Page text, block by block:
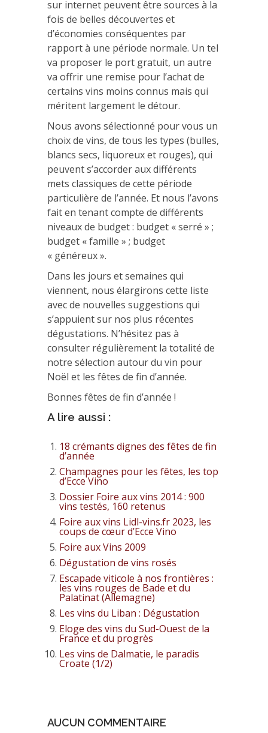
sur internet peuvent être sources à la
fois de belles découvertes et
d’économies conséquentes par
rapport à une période normale. Un tel
va proposer le port gratuit, un autre
va offrir une remise pour l’achat de
certains vins moins connus mais qui
méritent largement le détour.
Nous avons sélectionné pour vous un
choix de vins, de tous les types (bulles,
blancs secs, liquoreux et rouges), qui
peuvent s’accorder aux différents
mets classiques de cette période
particulière de l’année. Et nous l’avons
fait en tenant compte de différents
niveaux de budget : budget « serré » ;
budget « famille » ; budget
« généreux ».
Dans les jours et semaines qui
viennent, nous élargirons cette liste
avec de nouvelles suggestions qui
s’appuient sur nos plus récentes
dégustations. N’hésitez pas à
consulter régulièrement la totalité de
notre sélection autour du vin pour
Noël et les fêtes de fin d’année.
Bonnes fêtes de fin d’année !
A lire aussi :
18 crémants dignes des fêtes de fin
d’année
Champagnes pour les fêtes, les top
d’Ecce Vino
Dossier Foire aux vins 2014 : 900
vins testés, 160 retenus
Foire aux vins Lidl-vins.fr 2023, les
coups de cœur d’Ecce Vino
Foire aux Vins 2009
Dégustation de vins rosés
Escapade viticole à nos frontières :
les vins rouges de Bade et du
Palatinat (Allemagne)
Les vins du Liban : Dégustation
Eloge des vins du Sud-Ouest de la
France et du progrès
Les vins de Dalmatie, le paradis
Croate (1/2)
AUCUN COMMENTAIRE